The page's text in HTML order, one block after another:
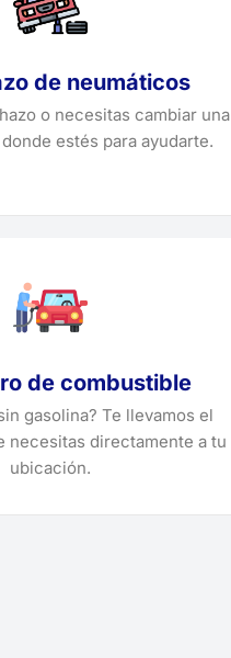
de neumáticos
o necesitas cambiar una
estés para ayudarte.
de combustible
gasolina? Te llevamos el
necesitas directamente a tu
ubicación.